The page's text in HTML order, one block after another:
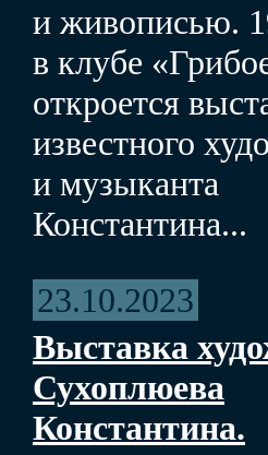
и живописью.
в клубе
откроется
известного
и музыканта
Константина...
23.10.2023
Выставка
Сухоплюева
Константина.